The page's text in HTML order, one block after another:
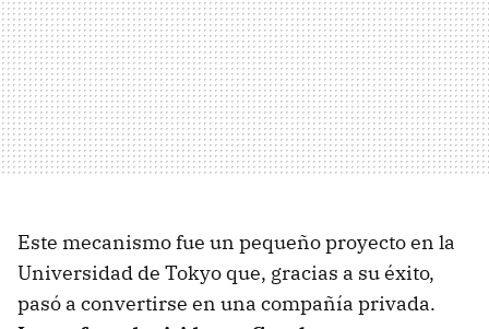
Este mecanismo fue un pequeño proyecto en la
Universidad de Tokyo que, gracias a su éxito,
pasó a convertirse en una compañía privada.